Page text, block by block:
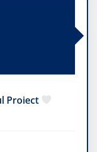
Proiect